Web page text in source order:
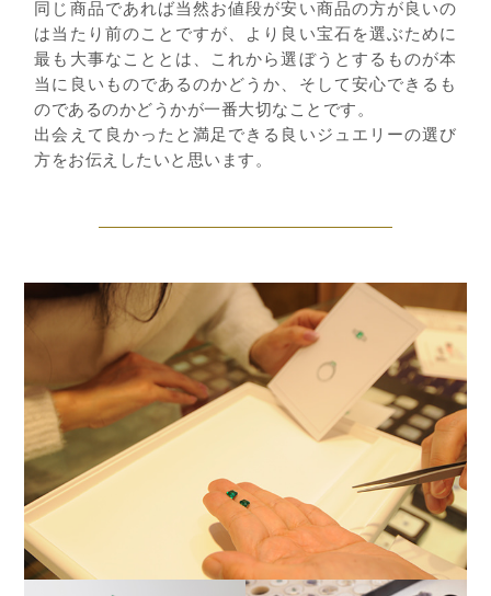
同じ商品であれば当然お値段が安い商品の方が良いの
は当たり前のことですが、より良い宝石を選ぶために
最も大事なこととは、これから選ぼうとするものが本
当に良いものであるのかどうか、そして安心できるも
のであるのかどうかが一番大切なことです。
出会えて良かったと満足できる良いジュエリーの選び
方をお伝えしたいと思います。